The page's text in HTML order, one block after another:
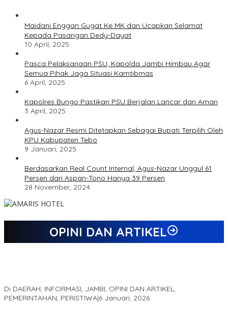
Maidani Enggan Gugat Ke MK dan Ucapkan Selamat
Kepada Pasangan Dedy-Dayat
10 April, 2025
Pasca Pelaksanaan PSU, Kapolda Jambi Himbau Agar
Semua Pihak Jaga Situasi Kamtibmas
6 April, 2025
Kapolres Bungo Pastikan PSU Berjalan Lancar dan Aman
3 April, 2025
Agus-Nazar Resmi Ditetapkan Sebagai Bupati Terpilih Oleh
KPU Kabupaten Tebo
9 Januari, 2025
Berdasarkan Real Count Internal, Agus-Nazar Unggul 61
Persen dari Aspan-Tono Hanya 39 Persen
28 November, 2024
OPINI DAN ARTIKEL
Di DAERAH, INFORMASI, JAMBI, OPINI DAN ARTIKEL,
PEMERINTAHAN, PERISTIWA|6 Januari, 2026